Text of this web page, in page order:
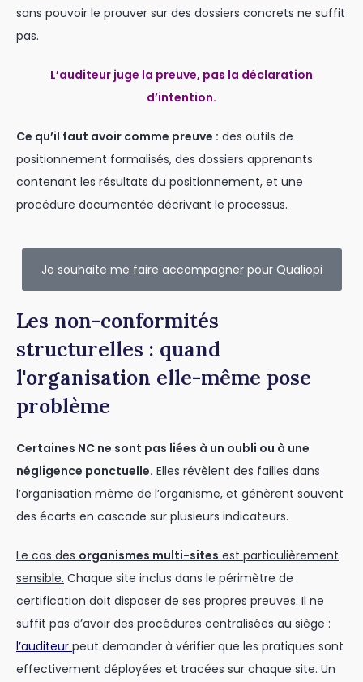
sans pouvoir le prouver sur des dossiers concrets ne suffit
pas.
L’auditeur juge la preuve, pas la déclaration
d’intention.
Ce qu’il faut avoir comme preuve : des outils de
positionnement formalisés, des dossiers apprenants
contenant les résultats du positionnement, et une
procédure documentée décrivant le processus.
Je souhaite me faire accompagner pour Qualiopi
Les non-conformités
structurelles : quand
l'organisation elle-même pose
problème
Certaines NC ne sont pas liées à un oubli ou à une
négligence ponctuelle. Elles révèlent des failles dans
l’organisation même de l’organisme, et génèrent souvent
des écarts en cascade sur plusieurs indicateurs.
Le cas des organismes multi-sites est particulièrement
sensible. Chaque site inclus dans le périmètre de
certification doit disposer de ses propres preuves. Il ne
suffit pas d’avoir des procédures centralisées au siège :
l’auditeur peut demander à vérifier que les pratiques sont
effectivement déployées et tracées sur chaque site. Un